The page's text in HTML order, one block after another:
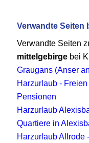
Verwandte Seiten
Verwandte Seiten
mittelgebirge bei
Graugans (Anser
Harzurlaub -
Pensionen
Harzurlaub
Quartiere in
Harzurlaub Allrode